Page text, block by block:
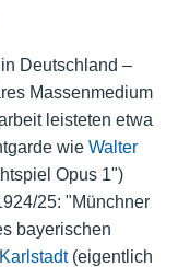
Deutschland –
Massenmedium
leisteten etwa
wie Walter
Opus 1")
25: "Münchner
bayerischen
(eigentlich